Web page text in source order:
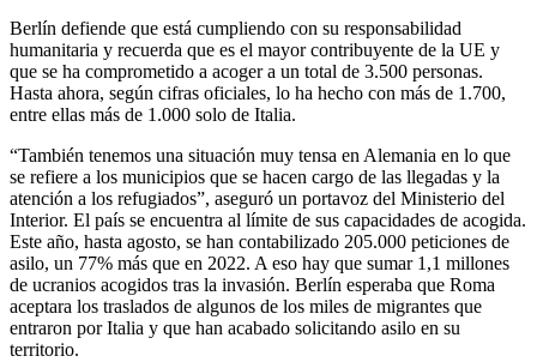
Berlín defiende que está cumpliendo con su responsabilidad
humanitaria y recuerda que es el mayor contribuyente de la UE y
que se ha comprometido a acoger a un total de 3.500 personas.
Hasta ahora, según cifras oficiales, lo ha hecho con más de 1.700,
entre ellas más de 1.000 solo de Italia.
“También tenemos una situación muy tensa en Alemania en lo que
se refiere a los municipios que se hacen cargo de las llegadas y la
atención a los refugiados”, aseguró un portavoz del Ministerio del
Interior. El país se encuentra al límite de sus capacidades de acogida.
Este año, hasta agosto, se han contabilizado 205.000 peticiones de
asilo, un 77% más que en 2022. A eso hay que sumar 1,1 millones
de ucranios acogidos tras la invasión. Berlín esperaba que Roma
aceptara los traslados de algunos de los miles de migrantes que
entraron por Italia y que han acabado solicitando asilo en su
territorio.